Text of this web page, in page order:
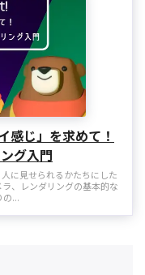
じ」を求めて！
グ入門
に見せられるかたちにした
、レンダリングの基本的な
の...